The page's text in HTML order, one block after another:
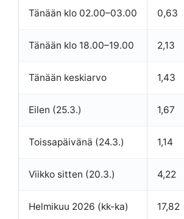
Tänään klo 02.00–03.00 0,63
Tänään klo 18.00–19.00 2,13
Tänään keskiarvo 1,43
Eilen (25.3.) 1,67
Toissapäivänä (24.3.) 1,14
Viikko sitten (20.3.) 4,22
Helmikuu 2026 (kk-ka) 17,82